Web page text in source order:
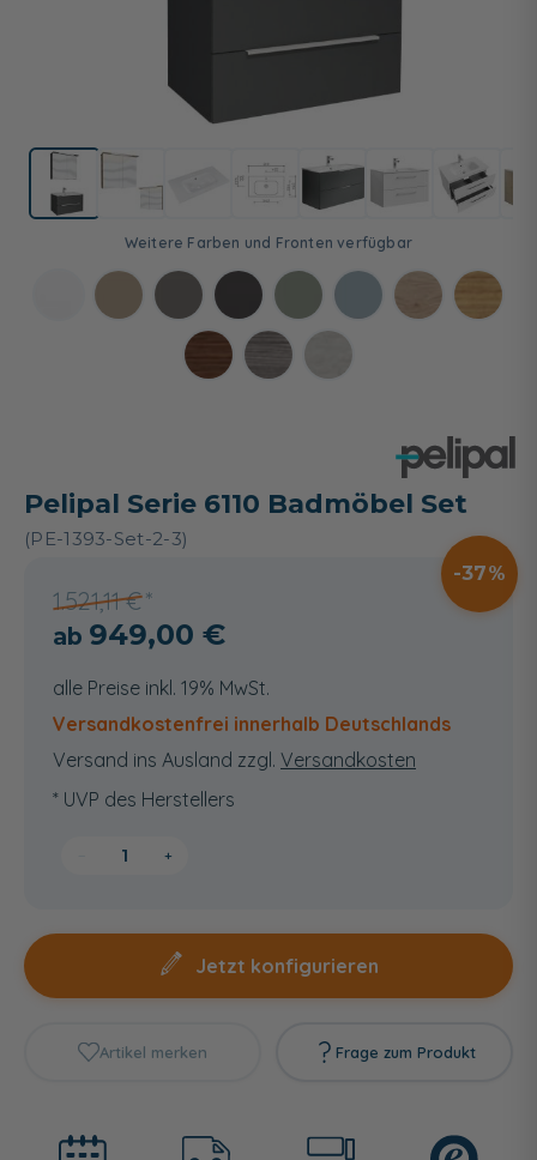
Pelipal Serie 6110 Badmöbel Set
(PE-1393-Set-2-3)
1.521,11 €
37
949,00 €
alle Preise inkl. 19% MwSt.
Versandkostenfrei innerhalb Deutschlands
Versand ins Ausland zzgl. Versandkosten
* UVP des Herstellers
+
Jetzt konfigurieren
Artikel merken Frage zum Produkt